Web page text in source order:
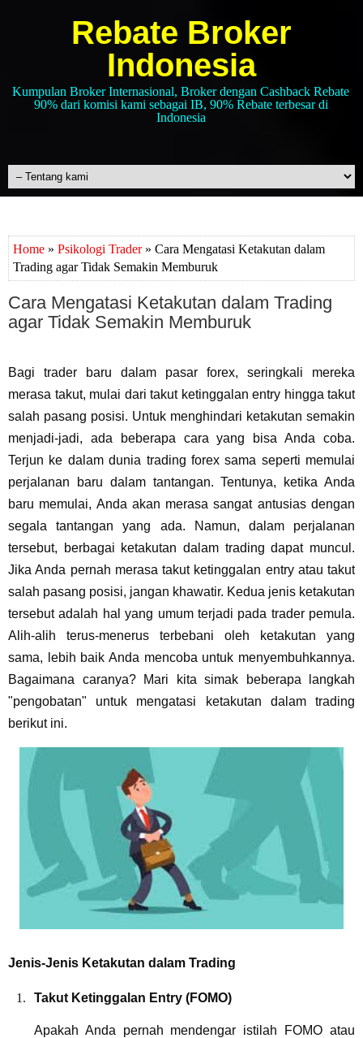
Rebate Broker
Indonesia
Kumpulan Broker Internasional, Broker dengan Cashback Rebate
90% dari komisi kami sebagai IB, 90% Rebate terbesar di
Indonesia
Home » Psikologi Trader» Cara Mengatasi Ketakutan dalam
Trading agar Tidak Semakin Memburuk
Cara Mengatasi Ketakutan dalam Trading
agar Tidak Semakin Memburuk
Bagi trader baru dalam pasar forex, seringkali mereka
merasa takut, mulai dari takut ketinggalan entry hingga takut
salah pasang posisi. Untuk menghindari ketakutan semakin
menjadi-jadi, ada beberapa cara yang bisa Anda coba.
Terjun ke dalam dunia trading forex sama seperti memulai
perjalanan baru dalam tantangan. Tentunya, ketika Anda
baru memulai, Anda akan merasa sangat antusias dengan
segala tantangan yang ada. Namun, dalam perjalanan
tersebut, berbagai ketakutan dalam trading dapat muncul.
Jika Anda pernah merasa takut ketinggalan entry atau takut
salah pasang posisi, jangan khawatir. Kedua jenis ketakutan
tersebut adalah hal yang umum terjadi pada trader pemula.
Alih-alih terus-menerus terbebani oleh ketakutan yang
sama, lebih baik Anda mencoba untuk menyembuhkannya.
Bagaimana caranya? Mari kita simak beberapa langkah
"pengobatan" untuk mengatasi ketakutan dalam trading
berikut ini.
Jenis-Jenis Ketakutan dalam Trading
Takut Ketinggalan Entry (FOMO)
Apakah Anda pernah mendengar istilah FOMO atau